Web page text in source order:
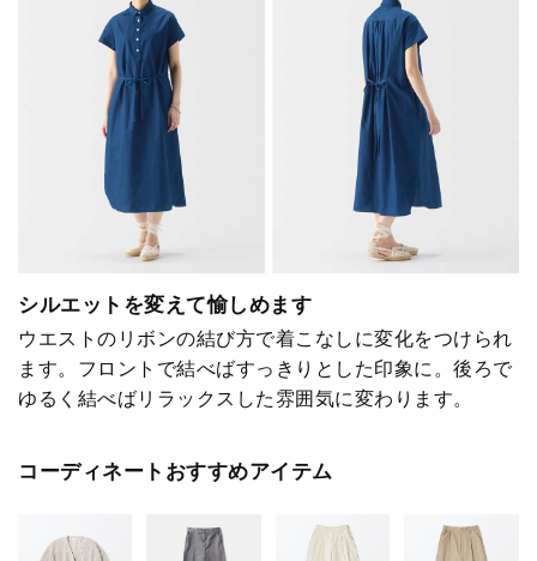
シルエットを変えて愉しめます
ウエストのリボンの結び方で着こなしに変化をつけられ
ます。フロントで結べばすっきりとした印象に。後ろで
ゆるく結べばリラックスした雰囲気に変わります。
コーディネートおすすめアイテム